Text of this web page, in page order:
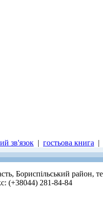
зв'язок | гостьова книга |
Бориспільський район,
(+38044) 281-84-84